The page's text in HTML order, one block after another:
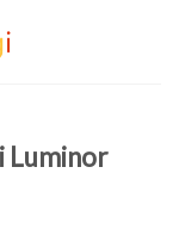
Luminor